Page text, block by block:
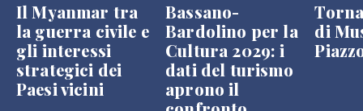
Il Myanmar tra
la guerra civile e
gli interessi
strategici dei
Paesi vicini
Bassano-
Bardolino per la
Cultura 2029: i
dati del turismo
aprono il
di